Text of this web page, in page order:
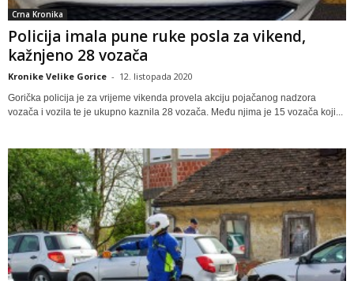
Crna Kronika
Policija imala pune ruke posla za vikend,
kažnjeno 28 vozača
Kronike Velike Gorice - 12. listopada 2020
Gorička policija je za vrijeme vikenda provela akciju pojačanog nadzora
vozača i vozila te je ukupno kaznila 28 vozača. Među njima je 15 vozača koji...